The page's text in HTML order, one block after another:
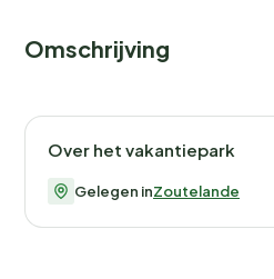
Omschrijving
Over het vakantiepark
Gelegen inZoutelande